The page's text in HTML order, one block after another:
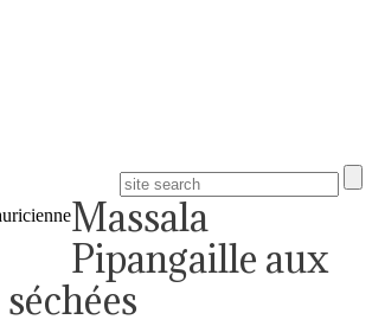
Massala
Pipangaille aux